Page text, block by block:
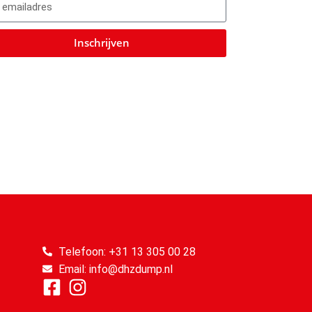
Het personeel was uitermate vriendelijk
behulpzaam, wat het bezoek extra
Inschrijven
Telefoon: +31 13 305 00 28
Email: info@dhzdump.nl